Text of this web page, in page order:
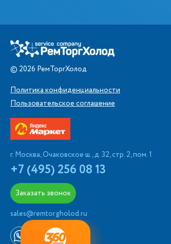
© 2026 РемТоргХолод
Политика конфиденциальности
Пользовательское соглашение
г. Москва, Очаковское ш., д. 32, стр. 2, пом. 1
+7 (495) 256 08 13
Заказать звонок
sales@remtorgholod.ru